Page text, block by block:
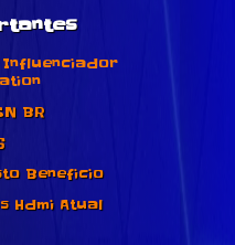
Influenciador
BR
Beneficio
Hdmi Atual